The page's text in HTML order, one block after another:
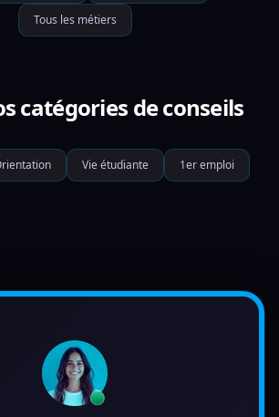
Tous les métiers
catégories de conseils
Vie étudiante 1er emploi